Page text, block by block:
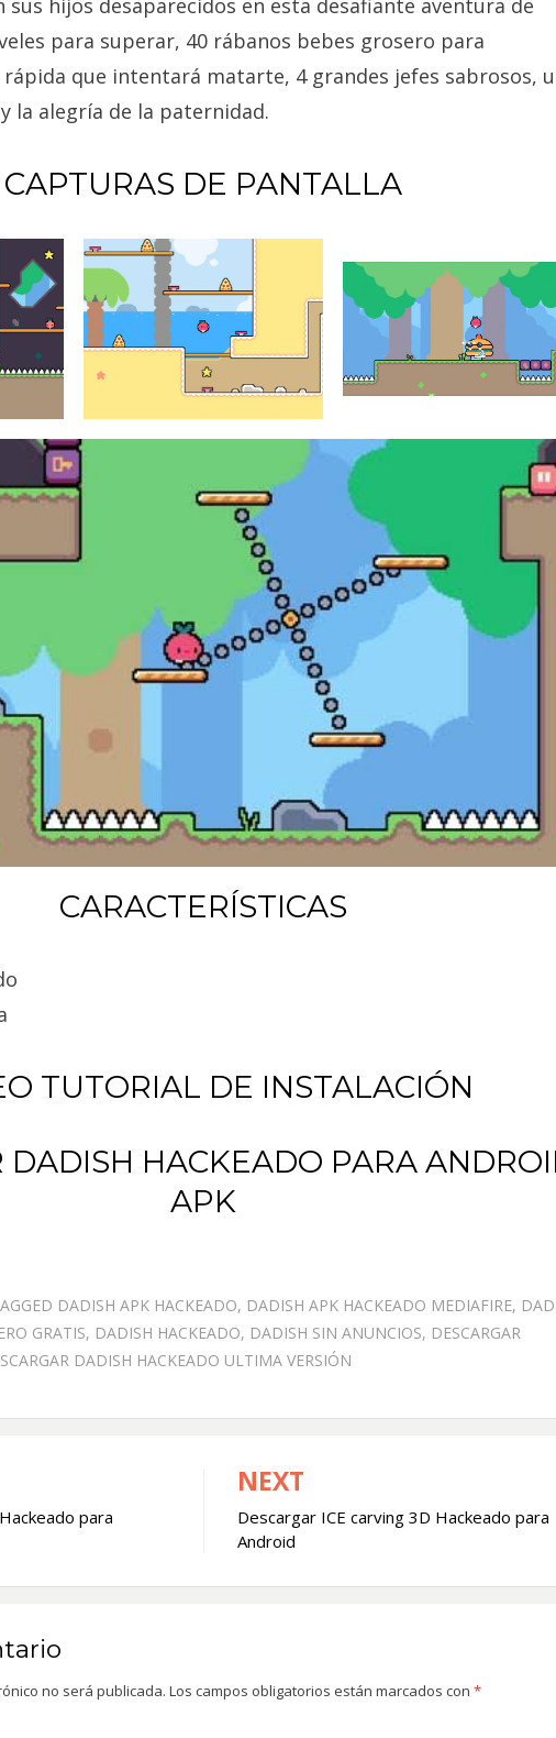
sus hijos desaparecidos en esta desafiante aventura de
para superar, 40 rábanos bebes grosero para
que intentará matarte, 4 grandes jefes sabrosos,
la alegría de la paternidad.
CAPTURAS DE PANTALLA
CARACTERÍSTICAS
TUTORIAL DE INSTALACIÓN
DADISH HACKEADO PARA
APK
DADISH APK HACKEADO, DADISH APK HACKEADO MEDIAFIRE,
GRATIS, DADISH HACKEADO, DADISH SIN ANUNCIOS, DESCARGAR
DADISH HACKEADO ULTIMA VERSIÓN
para
NEXT
Descargar ICE carving 3D Hackeado para
Android
no será publicada. Los campos obligatorios están marcados con *